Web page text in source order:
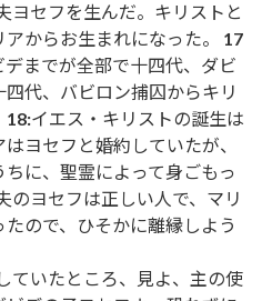
ヨセフを生んだ。キリストと
からお生まれになった。 17
までが全部で十四代、ダビ
代、バビロン捕囚からキリ
イエス・キリストの誕生は
ヨセフと婚約していたが、
に、聖霊によって身ごもっ
のヨセフは正しい人で、マリ
ので、ひそかに離縁しよう
た。
ていたところ、見よ、主の使